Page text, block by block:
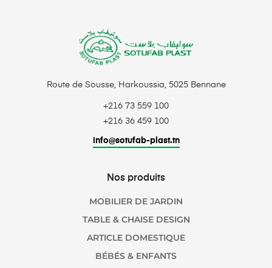
Route de Sousse, Harkoussia, 5025 Bennane
+216 73 559 100
+216 36 459 100
info@sotufab-plast.tn
Nos produits
MOBILIER DE JARDIN
TABLE & CHAISE DESIGN
ARTICLE DOMESTIQUE
BÉBÉS & ENFANTS